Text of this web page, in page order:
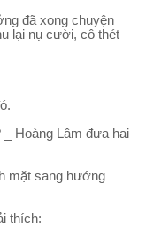
đã xong chuyện
lại nụ cười, cô thét
Hoàng Lâm đưa hai
mặt sang hướng
thích: